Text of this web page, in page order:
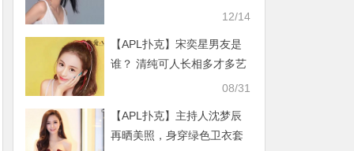
是背叛与插足真相是这样12/14
【APL扑克】宋奕星男友是
谁？ 清纯可人长相多才多艺
08/31
【APL扑克】主持人沈梦辰
再晒美照，身穿绿色卫衣套